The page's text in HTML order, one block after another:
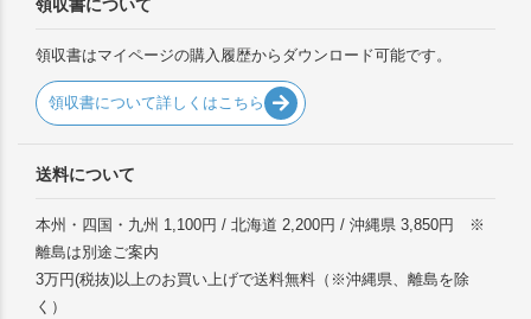
領収書について
領収書はマイページの購入履歴からダウンロード可能です。
領収書について詳しくはこちら
送料について
本州・四国・九州 1,100円 / 北海道 2,200円 / 沖縄県 3,850円 ※
離島は別途ご案内
3万円(税抜)以上のお買い上げで送料無料（※沖縄県、離島を除
く）